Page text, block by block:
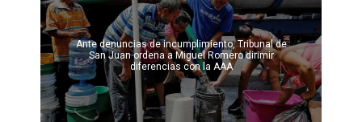
Ante denuncias de incumplimiento, Tribunal de
San Juan ordena a Miguel Romero dirimir
diferencias con la AAA